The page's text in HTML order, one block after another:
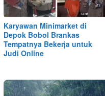
Karyawan Minimarket di
Depok Bobol Brankas
Tempatnya Bekerja untuk
Judi Online